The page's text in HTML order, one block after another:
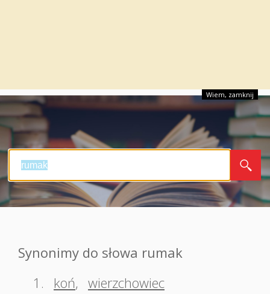
Wiem, zamknij
Synonimy do słowa rumak
1.
koń, wierzchowiec